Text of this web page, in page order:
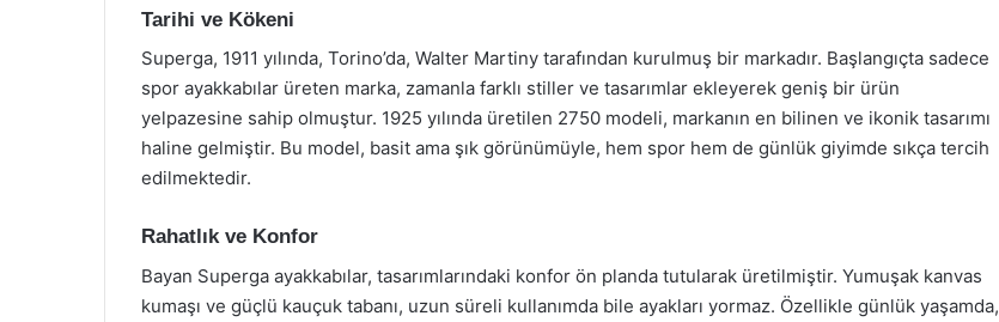
Tarihi ve Kökeni
Superga, 1911 yılında, Torino’da, Walter Martiny tarafından kurulmuş bir markadır. Başlangıçta sadece
spor ayakkabılar üreten marka, zamanla farklı stiller ve tasarımlar ekleyerek geniş bir ürün
yelpazesine sahip olmuştur. 1925 yılında üretilen 2750 modeli, markanın en bilinen ve ikonik tasarımı
haline gelmiştir. Bu model, basit ama şık görünümüyle, hem spor hem de günlük giyimde sıkça tercih
edilmektedir.
Rahatlık ve Konfor
Bayan Superga ayakkabılar, tasarımlarındaki konfor ön planda tutularak üretilmiştir. Yumuşak kanvas
kumaşı ve güçlü kauçuk tabanı, uzun süreli kullanımda bile ayakları yormaz. Özellikle günlük yaşamda,